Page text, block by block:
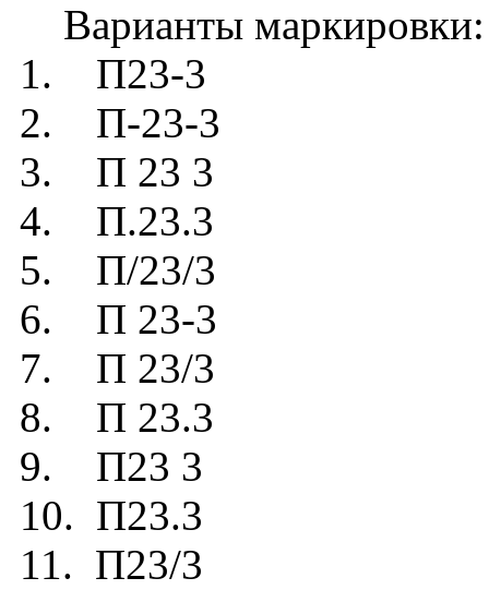
Варианты маркировки:
1. П23-3
2. П-23-3
3. П 23 3
4. П.23.3
5. П/23/3
6. П 23-3
7. П 23/3
8. П 23.3
9. П23 3
10. П23.3
11. П23/3